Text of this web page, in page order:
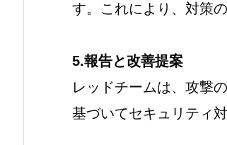
す。これにより、対策
5.報告と改善提案
レッドチームは、攻撃
基づいてセキュリティ